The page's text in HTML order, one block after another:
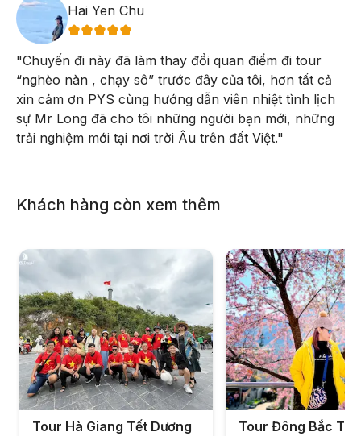
11h00:
Sau bữa trưa, xe và HDV đưa đoàn tham quan hồ Suối
Chiếu: là công trình thủy lợi rộng khoảng 50 ha với dung
tích hơn 4 triệu m³, được nuôi dưỡng từ các suối nguồn
như suối Chiếu và suối Lạt.
giữa núi rừng Tây Bắc. Nước hồ xanh dưới những tia
nhà sàn của người dân tộc tạo nên bức tranh thủy mặc
Hai Yen Chu
"Chuyến đi này đã làm thay đổi quan điểm đi tour
“nghèo nàn , chạy sô” trước đây của tôi, hơn tất cả
xin cảm ơn PYS cùng hướng dẫn viên nhiệt tình lịch
sự Mr Long đã cho tôi những người bạn mới, những
trải nghiệm mới tại nơi trời Âu trên đất Việt."
Khách hàng còn xem thêm
Tour Hà Giang Tết Dương
Tour Đông Bắc Tết